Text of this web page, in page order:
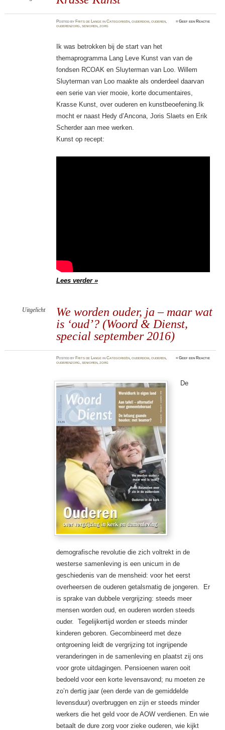
Postedby Frits de Lange inCategorieën,ouderdom,ouderen,
ouderenzorg,senioren,zorg
≈Geef een Reactie
Ik was betrokken bij de start van het
themaprogramma Lang Leve Kunst van van de
fondsen RCOAK en Sluyterman van Loo. Willem
Sluyterman van Loo maakte als onderdeel daarvan
een serie van vier mooie, korte documentaires,
Krasse Kunst, over ouderen en kunstbeoefening.Ik
mocht er naast Hedy d’Ancona, Joris Slaets en Erik
Scherder aan mee werken.
Kunst op recept:
Lees verder »
We worden ouder, ja – maar wat
is ‘oud’? (Woord & Dienst,
special september 2016)
Uitgelicht
Postedby Frits de Lange inCategorieën,ouderdom,ouderen,
ouderenzorg,senioren,zorg
≈Geef een Reactie
De
demografische revolutie die zich voltrekt in de
westerse samenleving is een unicum in de
geschiedenis van de mensheid: voor het eerst
overheersen de ouderen getalsmatig de jongeren. Er
is sprake van dubbele vergrijzing: steeds meer
mensen worden oud, en ouderen worden steeds
ouder. Tegelijkertijd worden er steeds minder
kinderen geboren. Gecombineerd met deze
ontgroening leidt de vergrijzing tot ingrijpende
veranderingen in de samenleving en plaatst zij ons
voor grote uitdagingen. Pensioenen waren ooit
bedoeld voor een korte levensavond; nu moeten ze
zo’n dertig jaar (een derde van de gemiddelde
levensduur) overbruggen en zijn er steeds minder
werkers die het geld voor de AOW verdienen. En wie
betaalt de dure zorg voor zieke ouderen, wie kijkt